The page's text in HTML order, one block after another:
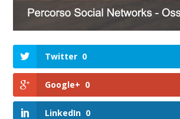
Twitter 0
Google+ 0
LinkedIn 0